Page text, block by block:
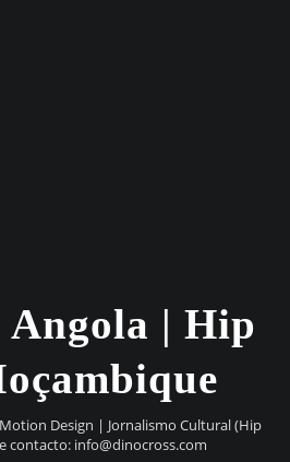
| Hip
Design | Jornalismo Cultural (Hip
contacto: info@dinocross.com